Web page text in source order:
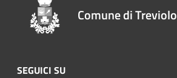
Comune di Treviolo
SEGUICI SU